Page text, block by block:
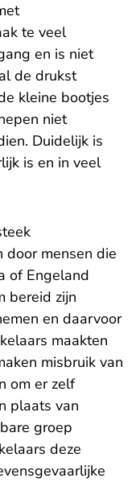
te veel
en is niet
de drukst
kleine bootjes
niet
Duidelijk is
is en in veel
door mensen die
of Engeland
bereid zijn
en daarvoor
maakten
misbruik van
om er zelf
plaats van
groep
deze